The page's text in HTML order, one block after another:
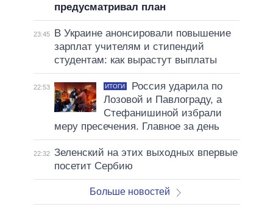
предусматривал план
23:45
В Украине анонсировали повышение
зарплат учителям и стипендий
студентам: как вырастут выплаты
22:53 ИТОГИ
Россия ударила по
Лозовой и Павлограду, а
Стефанишиной избрали
меру пресечения. Главное за день
22:32 Зеленский на этих выходных впервые
посетит Сербию
Больше новостей